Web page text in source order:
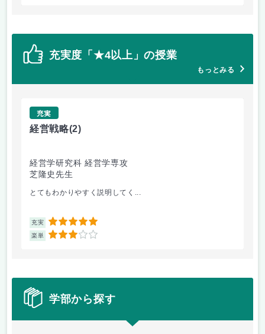
充実度「★4以上」の授業
もっとみる
充実
経営戦略(2)
経営学研究科 経営学専攻
芝隆史先生
とてもわかりやすく説明してく...
充実 5
楽単 3
学部から探す